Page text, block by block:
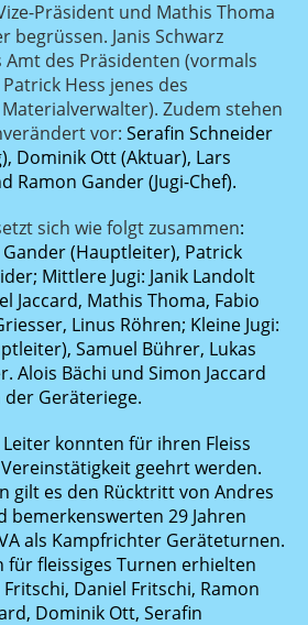
Präsident und Mathis Thoma
begrüssen. Janis Schwarz
des Präsidenten (vormals
Hess jenes des
Zudem stehen
vor: Serafin Schneider
Dominik Ott (Aktuar), Lars
Ramon Gander (Jugi-Chef).
sich wie folgt zusammen:
Gander (Hauptleiter), Patrick
Mittlere Jugi: Janik Landolt
Jaccard, Mathis Thoma, Fabio
Linus Röhren; Kleine Jugi:
Samuel Bührer, Lukas
Alois Bächi und Simon Jaccard
Geräteriege.
konnten für ihren Fleiss
geehrt werden.
gilt es den Rücktritt von Andres
bemerkenswerten 29 Jahren
als Kampfrichter Geräteturnen.
für fleissiges Turnen erhielten
Daniel Fritschi, Ramon
Dominik Ott, Serafin